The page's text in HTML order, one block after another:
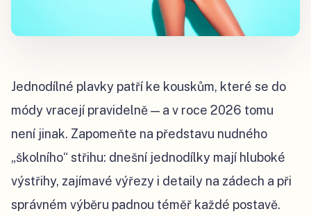
Jednodílné plavky patří ke kouskům, které se do
módy vracejí pravidelně — a v roce 2026 tomu
není jinak. Zapomeňte na představu nudného
„školního“ střihu: dnešní jednodílky mají hluboké
výstřihy, zajímavé výřezy i detaily na zádech a při
správném výběru padnou téměř každé postavě.